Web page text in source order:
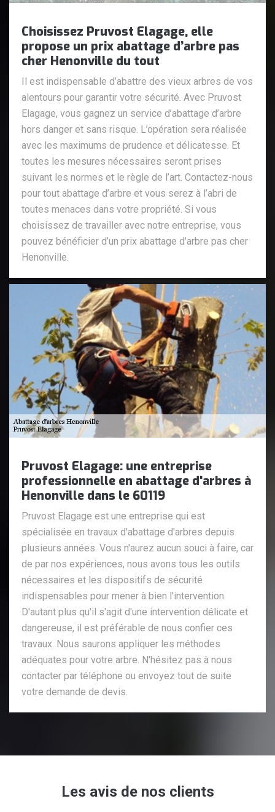
Choisissez Pruvost Elagage, elle
propose un prix abattage d’arbre pas
cher Henonville du tout
Il est indispensable d’abattre des vieux arbres de vos
alentours pour garantir votre sécurité. Avec Pruvost
Elagage, vous gagnez un service d’abattage d’arbre
hors danger et sans risque. L’opération sera réalisée
avec les maximums de prudence et délicatesse. Et
toutes les mesures nécessaires seront prises
suivant les normes et le règle de l’art. Contactez-nous
pour tout abattage d’arbre et vous serez à l’abri de
toutes menaces dans votre propriété. Si vous
choisissez de travailler avec notre entreprise, vous
pouvez bénéficier d’un prix abattage d’arbre pas cher
Henonville.
Pruvost Elagage: une entreprise
professionnelle en abattage d'arbres à
Henonville dans le 60119
Pruvost Elagage est une entreprise qui est
spécialisée en travaux d'abattage d'arbres depuis
plusieurs années. Vous n'aurez aucun souci à faire, car
de par nos expériences, nous avons tous les outils
nécessaires et les dispositifs de sécurité
indispensables pour mener à bien l'intervention.
D'autant plus qu'il s'agit d'une intervention délicate et
dangereuse, il est préférable de nous confier ces
travaux. Nous saurons appliquer les méthodes
adéquates pour votre arbre. N'hésitez pas à nous
contacter par téléphone ou envoyez tout de suite
votre demande de devis.
Les avis de nos clients